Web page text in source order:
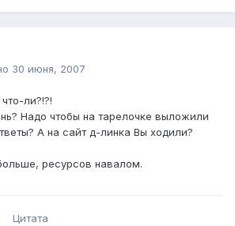
30 июня, 2007
ли?!?!
Надо чтобы на тарелочке выложили
А на сайт д-линка Вы ходили?
ресурсов навалом.
Цитата